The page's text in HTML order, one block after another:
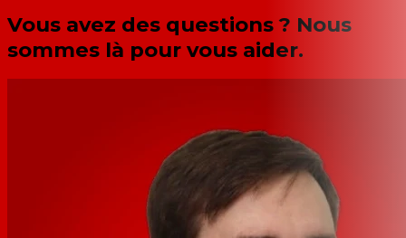
Vous avez des questions ? Nous
sommes là pour vous aider.